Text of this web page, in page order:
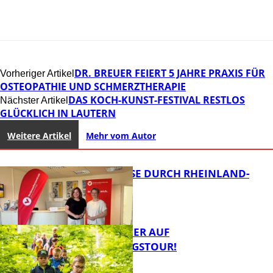
Vorheriger Artikel DR. BREUER FEIERT 5 JAHRE PRAXIS FÜR
OSTEOPATHIE UND SCHMERZTHERAPIE
Nächster Artikel DAS KOCH-KUNST-FESTIVAL RESTLOS
GLÜCKLICH IN LAUTERN
Weitere Artikel Mehr vom Autor
Panorama
SOMMERREISE DURCH RHEINLAND-
PFALZ
MIT DEM JÄGER AUF
ENTDECKUNGSTOUR!